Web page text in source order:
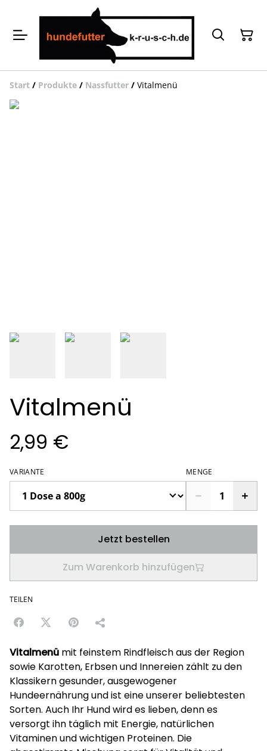
Start / Produkte / Nassfutter / Vitalmenü
Vitalmenü
2,99 €
VARIANTE MENGE
Jetzt bestellen
Zum Warenkorb hinzufügen
TEILEN
Vitalmenü mit feinstem Rindfleisch aus der Region
sowie Karotten, Erbsen und Innereien zählt zu den
Klassikern gesunder, ausgewogener
Hundeernährung und ist eine unserer beliebtesten
Sorten. Auch Ihr Hund wird es lieben, denn es
versorgt ihn täglich mit Energie, natürlichen
Vitaminen und wichtigen Proteinen. Die